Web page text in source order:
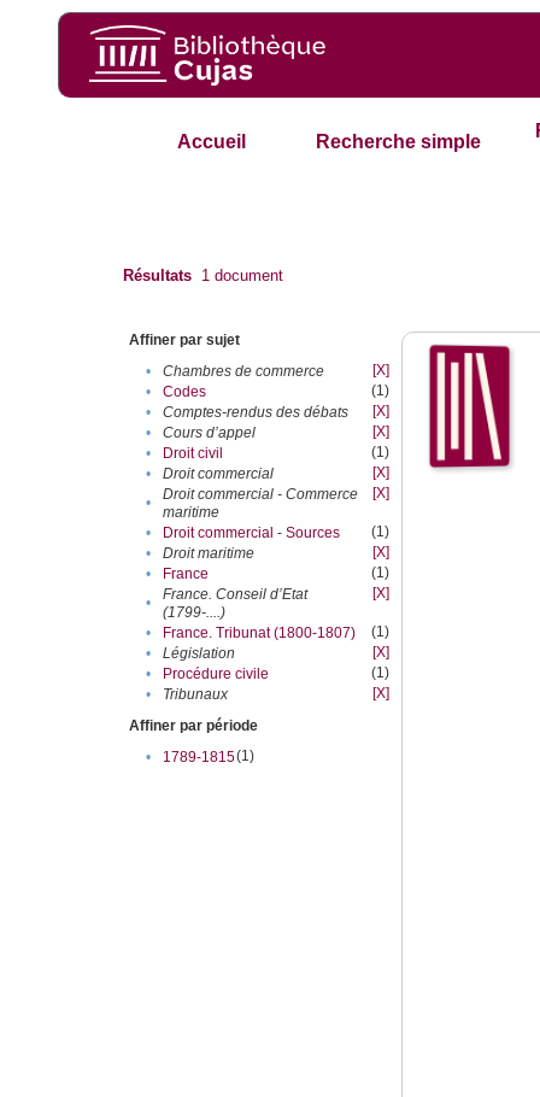
Accueil Recherche simple
Résultats 1 document
Affiner par sujet
•
Chambres de commerce
[X]
•
Codes
(1)
•
Comptes-rendus des débats
[X]
•
Cours d’appel
[X]
•
Droit civil
(1)
•
Droit commercial
[X]
•
Droit commercial - Commerce
maritime
[X]
• Droit commercial - Sources
(1)
•
Droit maritime
[X]
•
France
(1)
•
France. Conseil d’Etat
(1799-....)
[X]
• France. Tribunat (1800-1807)
(1)
•
Législation
[X]
•
Procédure civile
(1)
•
Tribunaux
[X]
Affiner par période
•
1789-1815(1)